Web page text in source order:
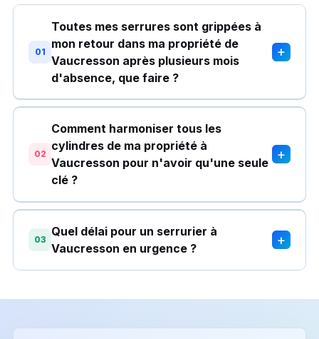
01
Toutes mes serrures sont grippées à
mon retour dans ma propriété de
Vaucresson après plusieurs mois
d'absence, que faire ?
+
02
Comment harmoniser tous les
cylindres de ma propriété à
Vaucresson pour n'avoir qu'une seule
clé ?
+
03
Quel délai pour un serrurier à
Vaucresson en urgence ?
+